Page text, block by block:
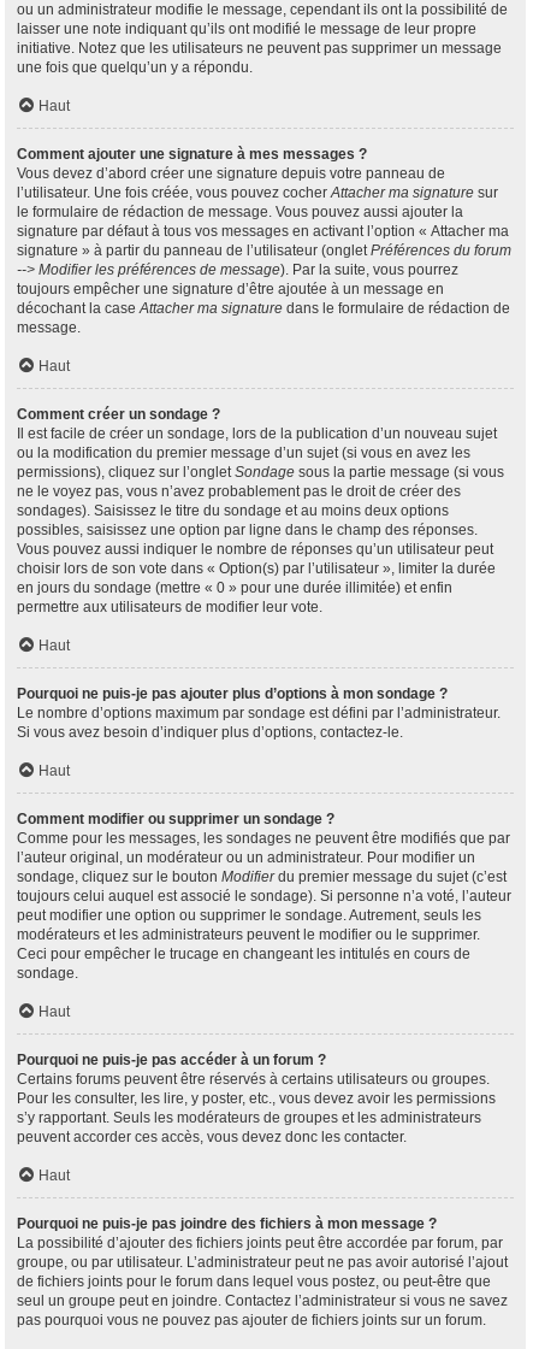
ou un administrateur modifie le message, cependant ils ont la possibilité de
laisser une note indiquant qu’ils ont modifié le message de leur propre
initiative. Notez que les utilisateurs ne peuvent pas supprimer un message
une fois que quelqu’un y a répondu.
Haut
Comment ajouter une signature à mes messages ?
Vous devez d’abord créer une signature depuis votre panneau de
l’utilisateur. Une fois créée, vous pouvez cocherAttacher ma signature sur
le formulaire de rédaction de message. Vous pouvez aussi ajouter la
signature par défaut à tous vos messages en activant l’option « Attacher ma
signature » à partir du panneau de l’utilisateur (ongletPréférences du forum
--> Modifier les préférences de message). Par la suite, vous pourrez
toujours empêcher une signature d’être ajoutée à un message en
décochant la caseAttacher ma signature dans le formulaire de rédaction de
message.
Haut
Comment créer un sondage ?
Il est facile de créer un sondage, lors de la publication d’un nouveau sujet
ou la modification du premier message d’un sujet (si vous en avez les
permissions), cliquez sur l’ongletSondage sous la partie message (si vous
ne le voyez pas, vous n’avez probablement pas le droit de créer des
sondages). Saisissez le titre du sondage et au moins deux options
possibles, saisissez une option par ligne dans le champ des réponses.
Vous pouvez aussi indiquer le nombre de réponses qu’un utilisateur peut
choisir lors de son vote dans « Option(s) par l’utilisateur », limiter la durée
en jours du sondage (mettre « 0 » pour une durée illimitée) et enfin
permettre aux utilisateurs de modifier leur vote.
Haut
Pourquoi ne puis-je pas ajouter plus d’options à mon sondage ?
Le nombre d’options maximum par sondage est défini par l’administrateur.
Si vous avez besoin d’indiquer plus d’options, contactez-le.
Haut
Comment modifier ou supprimer un sondage ?
Comme pour les messages, les sondages ne peuvent être modifiés que par
l’auteur original, un modérateur ou un administrateur. Pour modifier un
sondage, cliquez sur le bouton Modifierdu premier message du sujet (c’est
toujours celui auquel est associé le sondage). Si personne n’a voté, l’auteur
peut modifier une option ou supprimer le sondage. Autrement, seuls les
modérateurs et les administrateurs peuvent le modifier ou le supprimer.
Ceci pour empêcher le trucage en changeant les intitulés en cours de
sondage.
Haut
Pourquoi ne puis-je pas accéder à un forum ?
Certains forums peuvent être réservés à certains utilisateurs ou groupes.
Pour les consulter, les lire, y poster, etc., vous devez avoir les permissions
s’y rapportant. Seuls les modérateurs de groupes et les administrateurs
peuvent accorder ces accès, vous devez donc les contacter.
Haut
Pourquoi ne puis-je pas joindre des fichiers à mon message ?
La possibilité d’ajouter des fichiers joints peut être accordée par forum, par
groupe, ou par utilisateur. L’administrateur peut ne pas avoir autorisé l’ajout
de fichiers joints pour le forum dans lequel vous postez, ou peut-être que
seul un groupe peut en joindre. Contactez l’administrateur si vous ne savez
pas pourquoi vous ne pouvez pas ajouter de fichiers joints sur un forum.